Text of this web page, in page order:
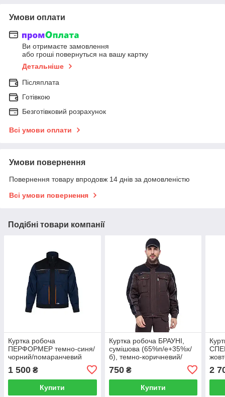
Умови оплати
Ви отримаєте замовлення
або гроші повернуться на вашу картку
Детальніше
Післяплата
Готівкою
Безготівковий розрахунок
Всі умови оплати
Умови повернення
Повернення товару впродовж 14 днів за домовленістю
Всі умови повернення
Подібні товари компанії
Куртка робоча
ПЕРФОРМЕР темно-синя/
чорний/помаранчевий
1 500 ₴
Купити
Куртка робоча БРАУНІ,
сумішова (65%п/е+35%х/
б), темно-коричневий/
750₴
Купити
2